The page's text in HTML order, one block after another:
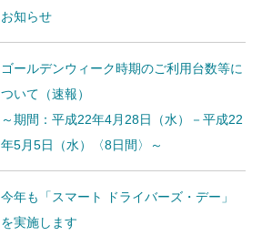
お知らせ
ゴールデンウィーク時期のご利用台数等に
ついて（速報）
～期間：平成22年4月28日（水）－平成22
年5月5日（水）〈8日間〉～
今年も「スマート ドライバーズ・デー」
を実施します